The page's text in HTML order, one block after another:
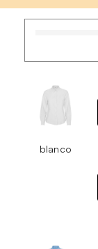
blanco